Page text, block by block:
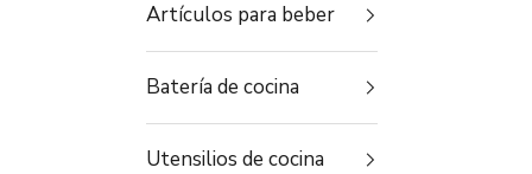
Artículos para beber
Batería de cocina
Utensilios de cocina